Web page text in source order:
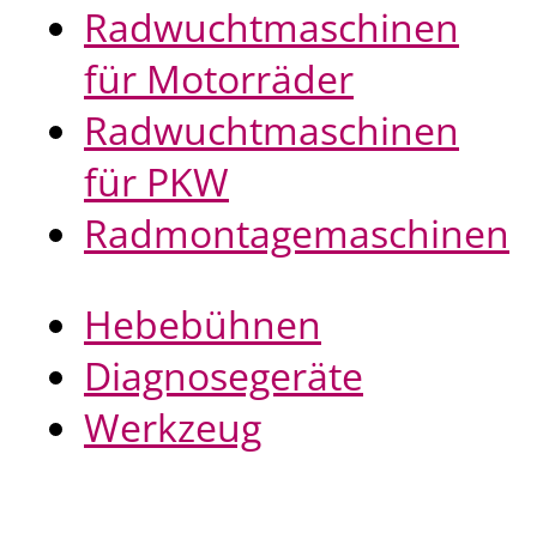
Radwuchtmaschinen
für Motorräder
Radwuchtmaschinen
für PKW
Radmontagemaschinen
Hebebühnen
Diagnosegeräte
Werkzeug